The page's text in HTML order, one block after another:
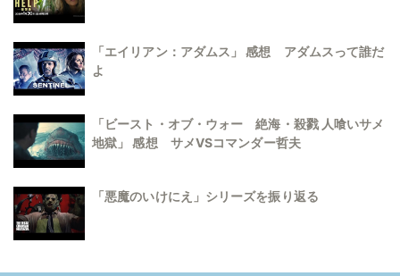
「エイリアン：アダムス」 感想 アダムスって誰だ
よ
「ビースト・オブ・ウォー 絶海・殺戮 人喰いサメ
地獄」 感想 サメVSコマンダー哲夫
「悪魔のいけにえ」シリーズを振り返る